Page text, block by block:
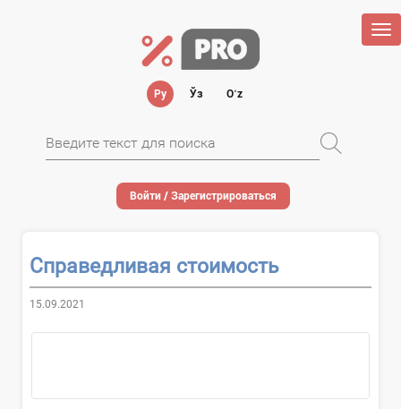
Ру Ўз Oʻz
Войти / Зарегистрироваться
Справедливая стоимость
15.09.2021